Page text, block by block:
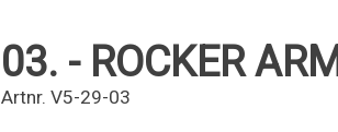
03. - ROCKER ARM
Artnr. V5-29-03